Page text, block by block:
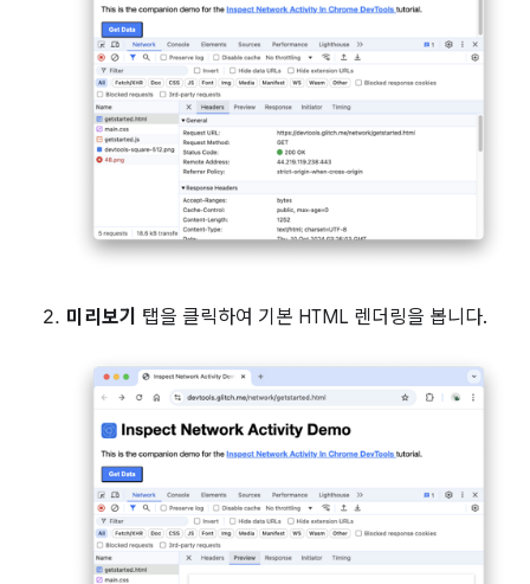
미리보기 탭을 클릭하여 기본 HTML 렌더링을 봅니다.